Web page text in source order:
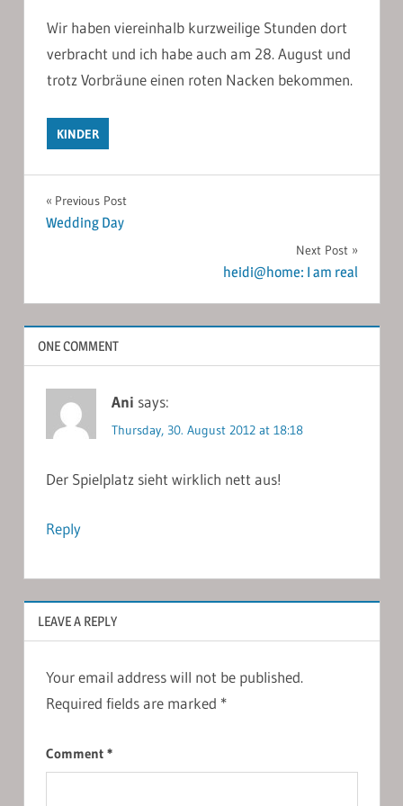
Wir haben viereinhalb kurzweilige Stunden dort
verbracht und ich habe auch am 28. August und
trotz Vorbräune einen roten Nacken bekommen.
KINDER
Post
navigation
Previous Post
Wedding Day
Next Post
heidi@home: I am real
ONE COMMENT
Ani says:
Thursday, 30. August 2012 at 18:18
Der Spielplatz sieht wirklich nett aus!
Reply
LEAVE A REPLY
Your email address will not be published.
Required fields are marked *
Comment *